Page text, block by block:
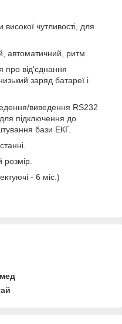
чутливості, для
автоматичний, ритм.
про від'єднання
заряд батареї і
виведення RS232
підключення до
бази ЕКГ.
розмір.
- 6 міс.)